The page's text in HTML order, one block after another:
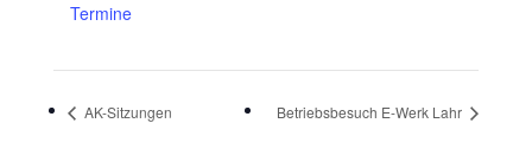
Termine
AK-Sitzungen Betriebsbesuch E-Werk Lahr